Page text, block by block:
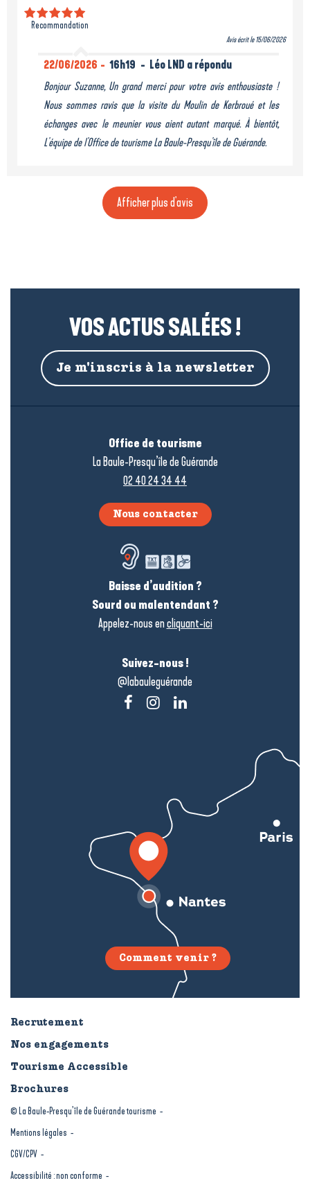
Recommandation
Avis écrit le 15/06/2026
22/06/2026 16h19
Léo LND a répondu
Bonjour Suzanne, Un grand merci pour votre avis enthousiaste !
Nous sommes ravis que la visite du Moulin de Kerbroué et les
échanges avec le meunier vous aient autant marqué. À bientôt,
L'équipe de l'Office de tourisme La Baule-Presqu'île de Guérande.
Afficher plus d'avis
VOS ACTUS SALÉES !
Je m'inscris à la newsletter
Office de tourisme
La Baule-Presqu’île de Guérande
02 40 24 34 44
Nous contacter
Baisse d’audition ?
Sourd ou malentendant ?
Appelez-nous encliquant-ici
Suivez-nous !
@labauleguérande
Comment venir ?
Recrutement
Nos engagements
Tourisme Accessible
Brochures
© La Baule-Presqu’île de Guérande tourisme
Mentions légales
CGV/CPV
Accessibilité : non conforme